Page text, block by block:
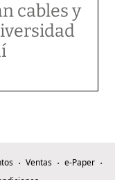
cables y
Ventas
e-Paper